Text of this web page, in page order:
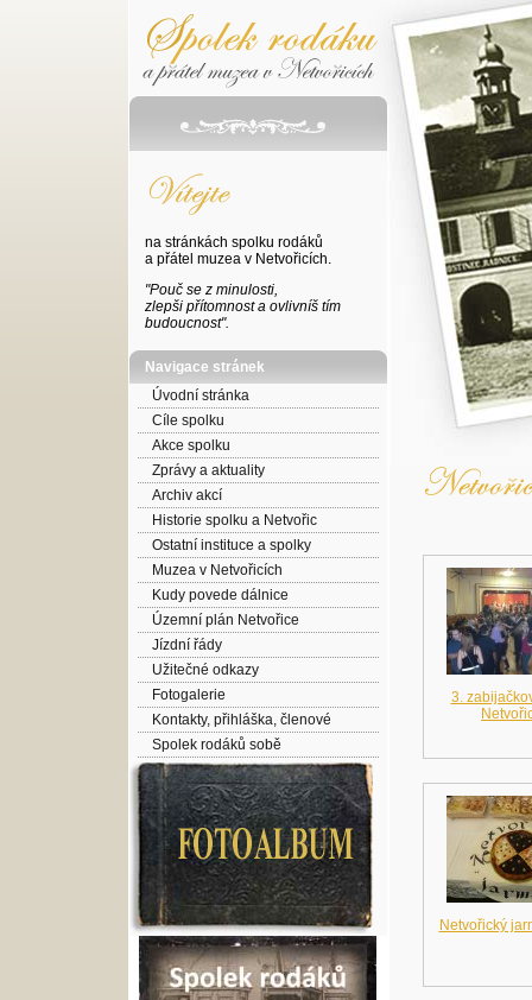
na stránkách spolku rodáků
a přátel muzea v Netvořicích.
"Pouč se z minulosti,
zlepši přítomnost a ovlivníš tím
budoucnost".
Navigace stránek
Úvodní stránka
Cíle spolku
Akce spolku
Zprávy a aktuality
Archiv akcí
Historie spolku a Netvořic
Ostatní instituce a spolky
Muzea v Netvořicích
Kudy povede dálnice
Územní plán Netvořice
Jízdní řády
Užitečné odkazy
Fotogalerie
Kontakty, přihláška, členové
Spolek rodáků sobě
3.
Netvořický